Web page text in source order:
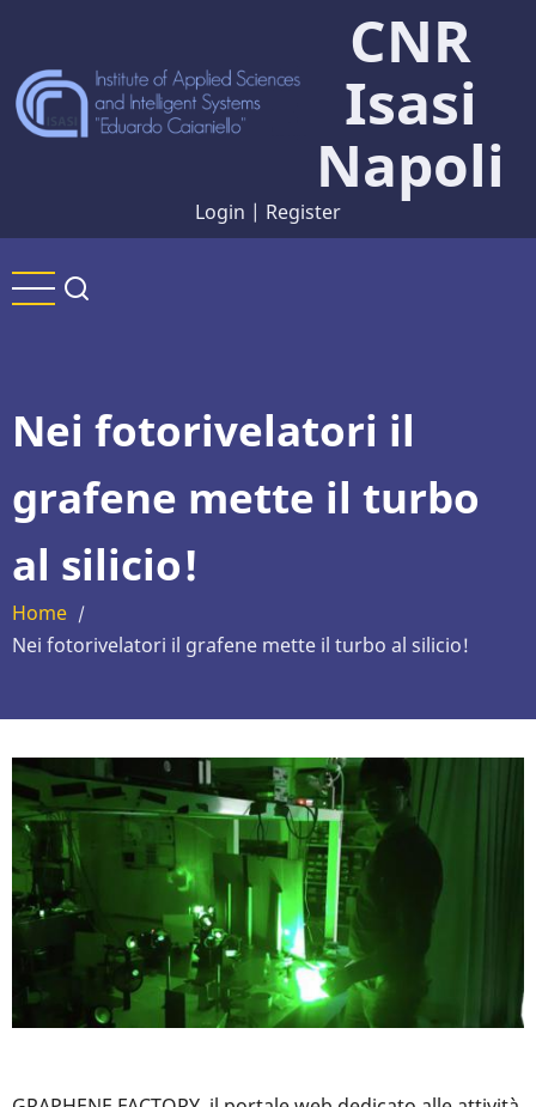
main
content
CNR
Isasi
Napoli
Login | Register
Nei fotorivelatori il
grafene mette il turbo
al silicio!
Home /
Nei fotorivelatori il grafene mette il turbo al silicio!